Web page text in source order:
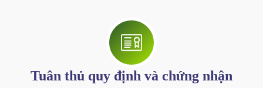
Tuân thủ quy định và chứng nhận